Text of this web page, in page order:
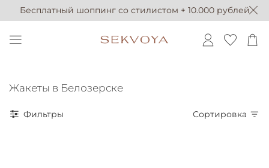
Бесплатный шоппинг со стилистом + 10.000 рублей
Жакеты в Белозерске
Фильтры Сортировка